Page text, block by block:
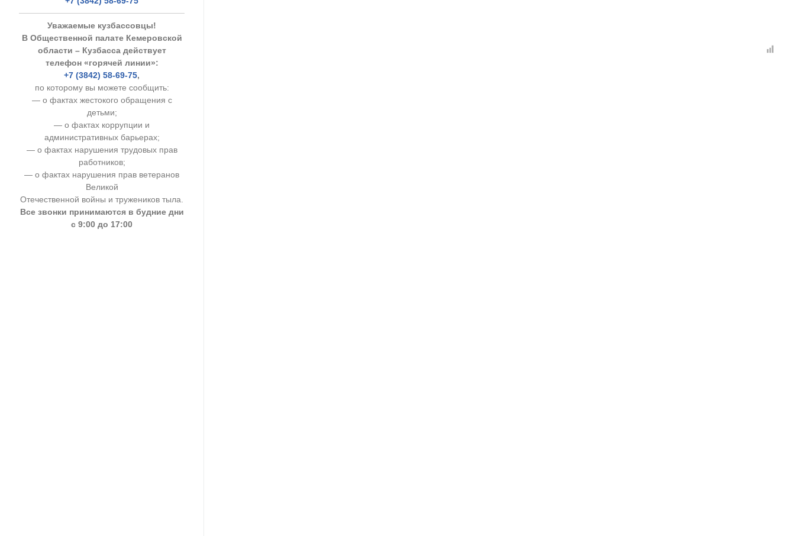
Уважаемые кузбассовцы!
В Общественной палате Кемеровской
области – Кузбасса действует
телефон «горячей линии»:
+7 (3842) 58-69-75,
по которому вы можете сообщить:
— о фактах жестокого обращения с
детьми;
— о фактах коррупции и
административных барьерах;
— о фактах нарушения трудовых прав
работников;
— о фактах нарушения прав ветеранов
Великой
Отечественной войны и тружеников тыла.
Все звонки принимаются в будние дни
с 9:00 до 17:00